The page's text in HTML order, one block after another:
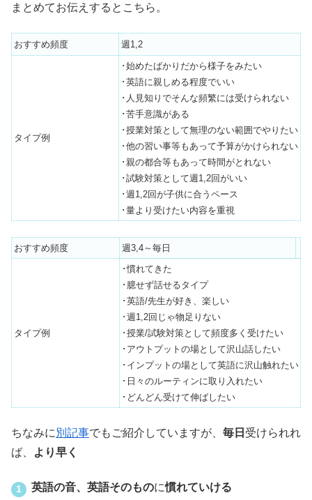
まとめてお伝えするとこちら。
おすすめ頻度 週1,2
タイプ例
･始めたばかりだから様子をみたい
･英語に親しめる程度でいい
･人見知りでそんな頻繁には受けられない
･苦手意識がある
･授業対策として無理のない範囲でやりたい
･他の習い事等もあって予算がかけられない
･親の都合等もあって時間がとれない
･試験対策として週1,2回がいい
･週1,2回が子供に合うペース
･量より受けたい内容を重視
おすすめ頻度 週3,4～毎日
タイプ例
･慣れてきた
･臆せず話せるタイプ
･英語/先生が好き、楽しい
･週1,2回じゃ物足りない
･授業/試験対策として頻度多く受けたい
･アウトプットの場として沢山話したい
･インプットの場として英語に沢山触れたい
･日々のルーティンに取り入れたい
･どんどん受けて伸ばしたい
ちなみに 別記事でもご紹介していますが、 毎日 受けられれ
ば、
より早く
英語の音、英語そのものに慣れていける